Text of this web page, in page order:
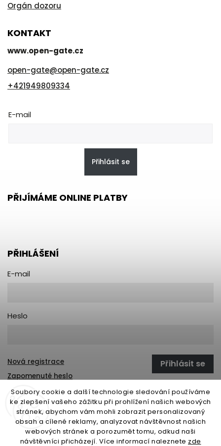
Soubory cookie a další technologie sledování používáme
ke zlepšení vašeho zážitku při prohlížení našich webových
stránek, abychom vám mohli zobrazit personalizovaný
obsah a cílené reklamy, analyzovat návštěvnost našich
webových stránek a porozumět tomu, odkud naši
návštěvníci přicházejí. Více informací naleznete zde
Orgán dozoru
KONTAKT
www.open-gate.cz
open-gate@open-gate.cz
+421949809334
E-mail
Přihlásit se
PŘIJÍMÁME ONLINE PLATBY
PŘIHLÁŠENÍ
E-mail
Heslo
Přihlásit se
Nová registrace
Zapomenuté heslo
open-gate.sk montazpohonu.sk